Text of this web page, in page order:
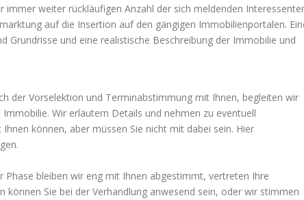
weiter rückläufigen Anzahl der sich meldenden
auf die Insertion auf den gängigen Immobilienportalen.
Grundrisse und eine realistische Beschreibung der Immobilie und
der Vorselektion und Terminabstimmung mit Ihnen, begleiten wir
Wir erläutern Details und nehmen zu eventuell
können, aber müssen Sie nicht mit dabei sein. Hier
bleiben wir eng mit Ihnen abgestimmt, vertreten Ihre
Sie bei der Verhandlung anwesend sein, oder wir stimmen